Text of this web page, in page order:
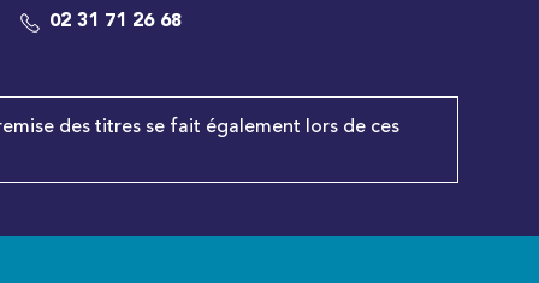
02 31 71 26 68
des titres se fait également lors de ces